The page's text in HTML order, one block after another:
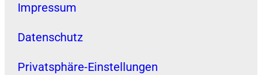
Impressum
Datenschutz
Privatsphäre-Einstellungen